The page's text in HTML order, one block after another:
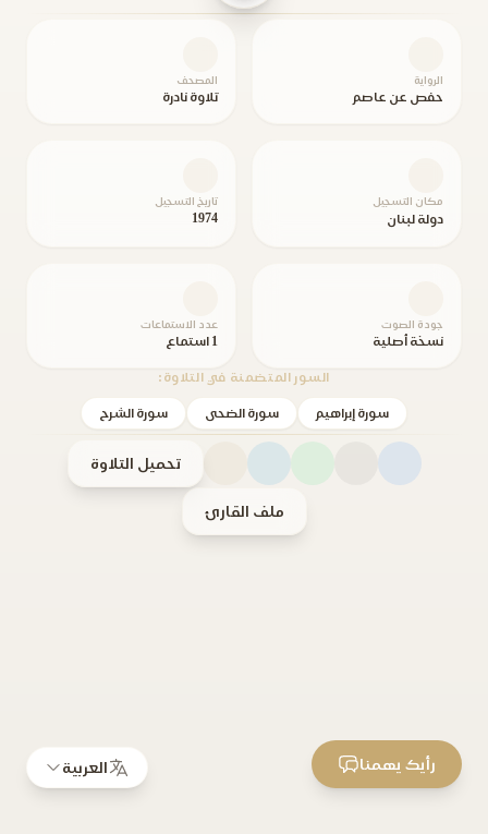
الرواية
حفص عن عاصم
المصحف
تلاوة نادرة
مكان التسجيل
دولة لبنان
تاريخ التسجيل
1974
جودة الصوت
نسخة أصلية
عدد الاستماعات
1 استماع
السور المتضمنة في التلاوة:
سورة إبراهيم سورة الضحى سورة الشرح
تحميل التلاوة
ملف القارئ
العربية رأيك يهمنا